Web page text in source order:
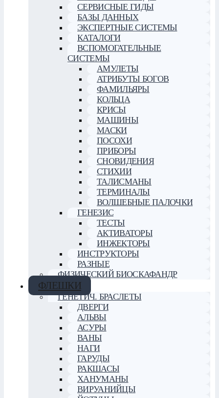
СЕРВИСНЫЕ ГИДЫ
БАЗЫ ДАННЫХ
ЭКСПЕРТНЫЕ СИСТЕМЫ
КАТАЛОГИ
ВСПОМОГАТЕЛЬНЫЕ
СИСТЕМЫ
АМУЛЕТЫ
АТРИБУТЫ БОГОВ
ФАМИЛЬЯРЫ
КОЛЬЦА
КРИСЫ
МАШИНЫ
МАСКИ
ПОСОХИ
ПРИБОРЫ
СНОВИДЕНИЯ
СТИХИИ
ТАЛИСМАНЫ
ТЕРМИНАЛЫ
ВОЛШЕБНЫЕ ПАЛОЧКИ
ГЕНЕЗИС
ТЕСТЫ
АКТИВАТОРЫ
ИНЖЕКТОРЫ
ИНСТРУКТОРЫ
РАЗНЫЕ
ФИЗИЧЕСКИЙ БИОСКАФАНДР
ФЛЕШКИ
ГЕНЕТИЧ. БРАСЛЕТЫ
ДВЕРГИ
АЛЬВЫ
АСУРЫ
ВАНЫ
НАГИ
ГАРУДЫ
РАКШАСЫ
ХАНУМАНЫ
ВИРУАНИЙЦЫ